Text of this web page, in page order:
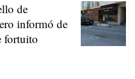
de
informó de
fortuito